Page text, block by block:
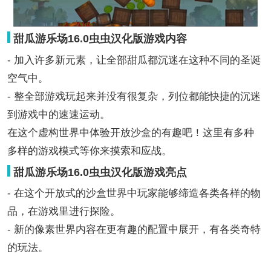
甜瓜游乐场16.0虫虫汉化版游戏内容
- 加入许多新元素，让全部甜瓜都沉迷在这种不同的圣诞
空气中。
- 整全部游戏玩起来并没有很复杂，列位都能快捷的沉迷
到游戏中的速速运动。
在这个虚构世界中体验开放沙盒的有趣吧！这里有多种
多样的游戏模式等你来摸索和应战。
甜瓜游乐场16.0虫虫汉化版游戏亮点
- 在这个开放式的沙盒世界中玩家能够缔造各类各样的物
品，在游戏里进行探险。
- 新的像素世界内容在更有趣的配置中展开，有各类奇特
的玩法。